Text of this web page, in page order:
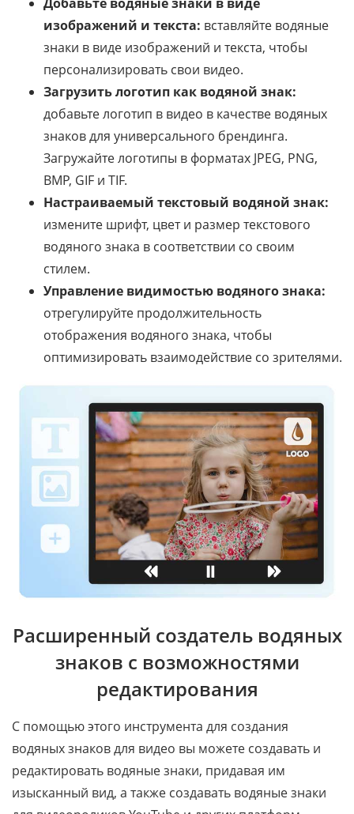
изображений и текста: вставляйте водяные
знаки в виде изображений и текста, чтобы
персонализировать свои видео.
Загрузить логотип как водяной знак:
добавьте логотип в видео в качестве водяных
знаков для универсального брендинга.
Загружайте логотипы в форматах JPEG, PNG,
BMP, GIF и TIF.
Настраиваемый текстовый водяной знак:
измените шрифт, цвет и размер текстового
водяного знака в соответствии со своим
стилем.
Управление видимостью водяного знака:
отрегулируйте продолжительность
отображения водяного знака, чтобы
оптимизировать взаимодействие со зрителями.
Расширенный создатель водяных
знаков с возможностями
редактирования
С помощью этого инструмента для создания
водяных знаков для видео вы можете создавать и
редактировать водяные знаки, придавая им
изысканный вид, а также создавать водяные знаки